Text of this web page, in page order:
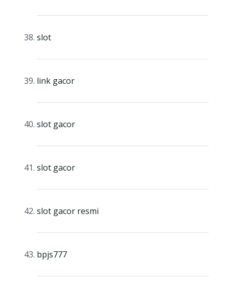
slot
link gacor
slot gacor
slot gacor
slot gacor resmi
bpjs777